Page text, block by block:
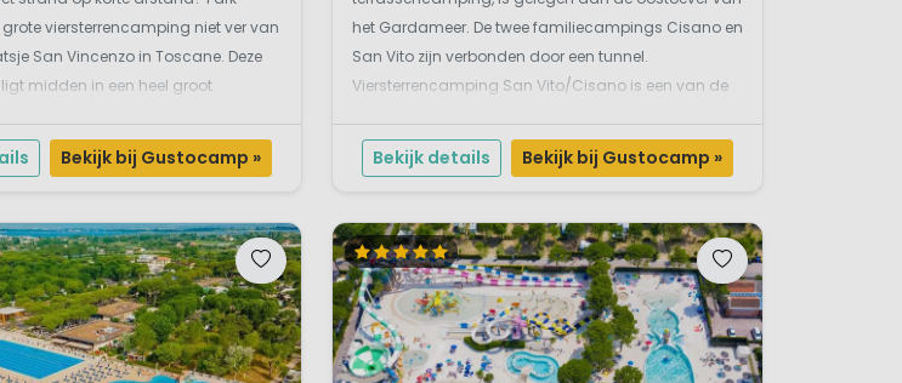
viersterrencamping niet ver van
San Vincenzo in Toscane. Deze
midden in een heel groot
weg en een stukje door het bos. Een
Bekijk bij Gustocamp »
het Gardameer. De twee familiecampings Cisano en
San Vito zijn verbonden door een tunnel.
Viersterrencamping San Vito/Cisano is een van de
met een zandstrandje. Vanaf deze kindvriendelijke
camping kun je via een fantast...
Bekijk details Bekijk bij Gustocamp »